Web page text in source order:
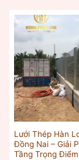
Lưới Thép Hàn
Đồng Nai – Giải
Tầng Trọng Điểm